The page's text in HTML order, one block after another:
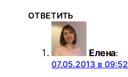
ОТВЕТИТЬ
Елена:
07.05.2013 в 09:52